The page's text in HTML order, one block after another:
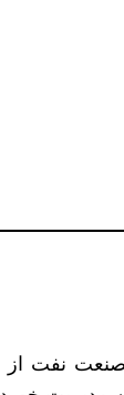
نفت